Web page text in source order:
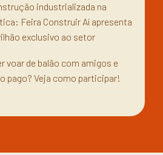
industrializada na
Feira Construir Aí apresenta
exclusivo ao setor
voar de balão com amigos e
pago? Veja como participar!